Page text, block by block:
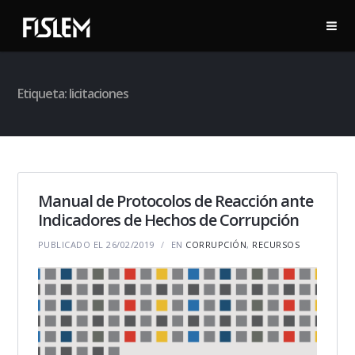
Etiqueta:licitaciones
Manual de Protocolos de Reacción ante
Indicadores de Hechos de Corrupción
PUBLICADO EL 26/02/2019 EN CORRUPCIÓN, RECURSOS